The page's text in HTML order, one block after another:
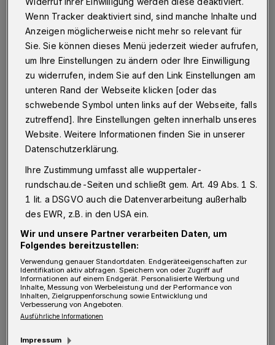
2015) fahren die Nachtexpress-Linien zusätzlich.
10.02.2015 , 20:44 Uhr Eine Minute Lesezeit
I n den Nächten auf Samstag und Sonntag
gilt der reguläre Fahrplan.
Am Karnevalssonntag setzen die WSW von
12.30 bis 19 Uhr mehr Schwebebahnen ein.
Wegen des Rosensonntagszugs müssen an
diesem Tag in den Zentren von Elberfeld und
Barmen von 12 Uhr bis 15.30 Uhr bzw. 14.30 bis
Wenn Tracker deaktiviert sind, sind manche Inhalte und
Anzeigen möglicherweise nicht mehr so relevant für
Sie. Sie können dieses Menü jederzeit wieder aufrufen,
um Ihre Einstellungen zu ändern oder Ihre Einwilligung
zu widerrufen, indem Sie auf den Link Einstellungen am
unteren Rand der Webseite klicken [oder das
schwebende Symbol unten links auf der Webseite, falls
zutreffend]. Ihre Einstellungen gelten innerhalb unseres
Website. Weitere Informationen finden Sie in unserer
Datenschutzerklärung.
Ihre Zustimmung umfasst alle wuppertaler-
rundschau.de-Seiten und schließt gem. Art. 49 Abs. 1 S.
1 lit. a DSGVO auch die Datenverarbeitung außerhalb
des EWR, z.B. in den USA ein.
Wir und unsere Partner verarbeiten Daten, um
Folgendes bereitzustellen:
Verwendung genauer Standortdaten. Endgeräteeigenschaften zur
Identifikation aktiv abfragen. Speichern von oder Zugriff auf
Informationen auf einem Endgerät. Personalisierte Werbung und
Inhalte, Messung von Werbeleistung und der Performance von
Inhalten, Zielgruppenforschung sowie Entwicklung und
Verbesserung von Angeboten.
Ausführliche Informationen
Impressum